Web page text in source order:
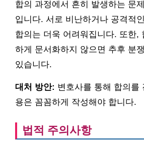
합의 과정에서 흔히 발생하는 문
입니다. 서로 비난하거나 공격적
합의는 더욱 어려워집니다. 또한,
하게 문서화하지 않으면 추후 분
있습니다.
대처 방안: 변호사를 통해 합의를
용은 꼼꼼하게 작성해야 합니다.
법적 주의사항